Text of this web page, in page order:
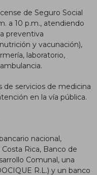
de Seguro Social
a 10 p.m., atendiendo
preventiva
y vacunación),
laboratorio,
de servicios de medicina
en la vía pública.
nacional,
Rica, Banco de
Comunal, una
R.L.) y un banco